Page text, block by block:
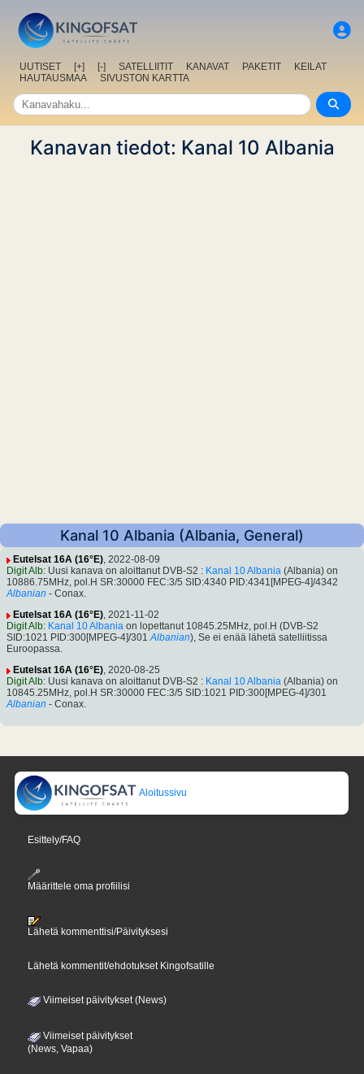
UUTISET [+] [-] SATELLIITIT KANAVAT PAKETIT
KEILAT
HAUTAUSMAA
SIVUSTON KARTTA
Kanavan tiedot: Kanal 10 Albania
Kanal 10 Albania (Albania, General)
Eutelsat 16A (16°E), 2022-08-09
Digit Alb: Uusi kanava on aloittanut DVB-S2 : Kanal 10 Albania (Albania) on
10886.75MHz, pol.H SR:30000 FEC:3/5 SID:4340 PID:4341[MPEG-4]/4342
Albanian - Conax.
Eutelsat 16A (16°E), 2021-11-02
Digit Alb: Kanal 10 Albania on lopettanut 10845.25MHz, pol.H (DVB-S2
SID:1021 PID:300[MPEG-4]/301 Albanian), Se ei enää lähetä satelliitissa
Euroopassa.
Eutelsat 16A (16°E), 2020-08-25
Digit Alb: Uusi kanava on aloittanut DVB-S2 : Kanal 10 Albania (Albania) on
10845.25MHz, pol.H SR:30000 FEC:3/5 SID:1021 PID:300[MPEG-4]/301
Albanian - Conax.
Aloitussivu
Esittely/FAQ
Määrittele oma profiilisi
Lähetä kommenttisi/Päivityksesi
Lähetä kommentit/ehdotukset Kingofsatille
Viimeiset päivitykset (News)
Viimeiset päivitykset
(News, Vapaa)